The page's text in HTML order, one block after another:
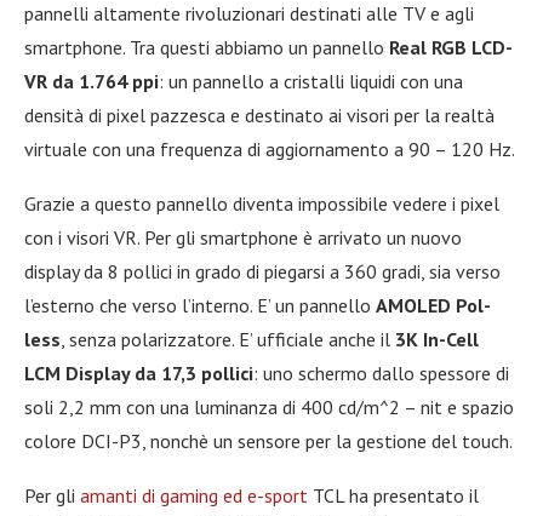
pannelli altamente rivoluzionari destinati alle TV e agli
smartphone. Tra questi abbiamo un pannello Real RGB LCD-
VR da 1.764 ppi: un pannello a cristalli liquidi con una
densità di pixel pazzesca e destinato ai visori per la realtà
virtuale con una frequenza di aggiornamento a 90 – 120 Hz.
Grazie a questo pannello diventa impossibile vedere i pixel
con i visori VR. Per gli smartphone è arrivato un nuovo
display da 8 pollici in grado di piegarsi a 360 gradi, sia verso
l’esterno che verso l’interno. E’ un pannello AMOLED Pol-
less, senza polarizzatore. E’ ufficiale anche il 3K In-Cell
LCM Display da 17,3 pollici: uno schermo dallo spessore di
soli 2,2 mm con una luminanza di 400 cd/m^2 – nit e spazio
colore DCI-P3, nonchè un sensore per la gestione del touch.
Per gli amanti di gaming ed e-sport TCL ha presentato il